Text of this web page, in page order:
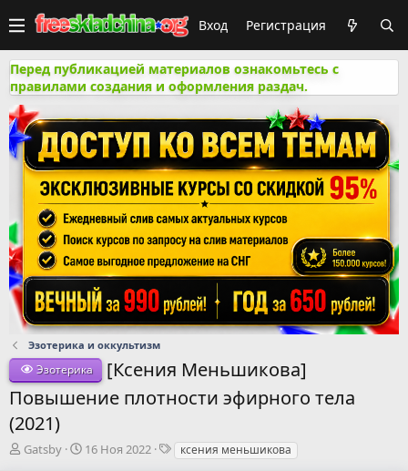
Вход Регистрация
Перед публикацией материалов ознакомьтесь с
правилами создания и оформления раздач.
Эзотерика и оккультизм
Эзотерика
[Ксения Меньшикова]
Повышение плотности эфирного тела
(2021)
А
Gatsby
Д
16 Ноя 2022
Тксения меньшикова